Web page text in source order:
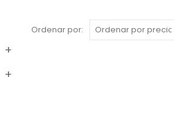
Ordenar por: